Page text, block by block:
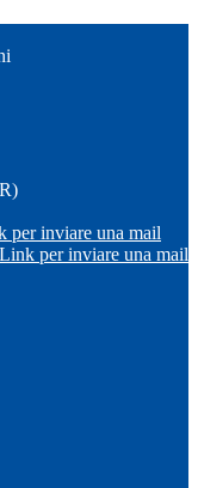
per inviare una mail
Link per inviare una mail